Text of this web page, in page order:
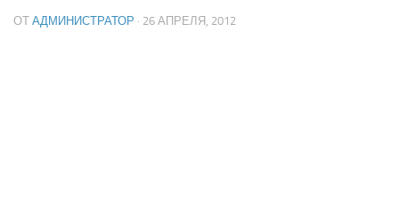
ОТ АДМИНИСТРАТОР · 26 АПРЕЛЯ, 2012